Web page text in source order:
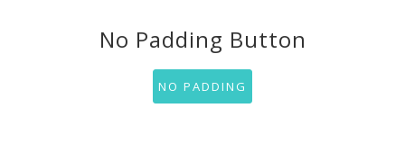
No Padding Button
NO PADDING